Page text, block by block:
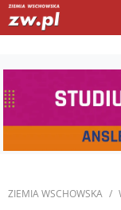
ZIEMIA WSCHOWSKA